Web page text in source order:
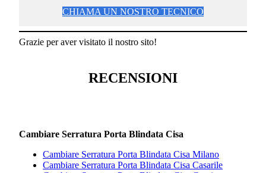
CHIAMA UN NOSTRO TECNICO
Grazie per aver visitato il nostro sito!
RECENSIONI
Cambiare Serratura Porta Blindata Cisa
Cambiare Serratura Porta Blindata Cisa Milano
Cambiare Serratura Porta Blindata Cisa Casarile